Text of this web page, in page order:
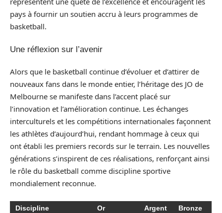
pays à fournir un soutien accru à leurs programmes de
basketball.
Une réflexion sur l’avenir
Alors que le basketball continue d’évoluer et d’attirer de
nouveaux fans dans le monde entier, l’héritage des JO de
Melbourne se manifeste dans l’accent placé sur
l’innovation et l’amélioration continue. Les échanges
interculturels et les compétitions internationales façonnent
les athlètes d’aujourd’hui, rendant hommage à ceux qui
ont établi les premiers records sur le terrain. Les nouvelles
générations s’inspirent de ces réalisations, renforçant ainsi
le rôle du basketball comme discipline sportive
mondialement reconnue.
Discipline Or Argent Bronze